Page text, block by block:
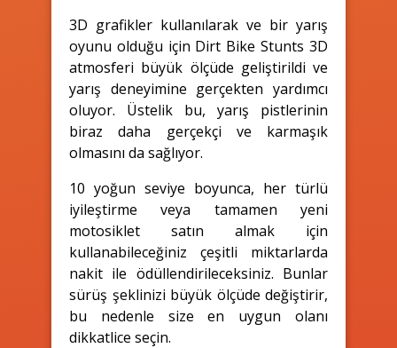
3D grafikler kullanılarak ve bir yarış
oyunu olduğu için Dirt Bike Stunts 3D
atmosferi büyük ölçüde geliştirildi ve
yarış deneyimine gerçekten yardımcı
oluyor. Üstelik bu, yarış pistlerinin
biraz daha gerçekçi ve karmaşık
olmasını da sağlıyor.
10 yoğun seviye boyunca, her türlü
iyileştirme veya tamamen yeni
motosiklet satın almak için
kullanabileceğiniz çeşitli miktarlarda
nakit ile ödüllendirileceksiniz. Bunlar
sürüş şeklinizi büyük ölçüde değiştirir,
bu nedenle size en uygun olanı
dikkatlice seçin.